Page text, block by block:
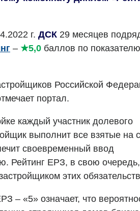
г. ДСК 29 месяцев
– ★5,0 баллов по показателю
Российской
портал.
каждый участник долевого
выполнит все взятые на
своевременный ввод
Рейтинг ЕРЗ, в свою очередь,
этих
– «5» означает, что